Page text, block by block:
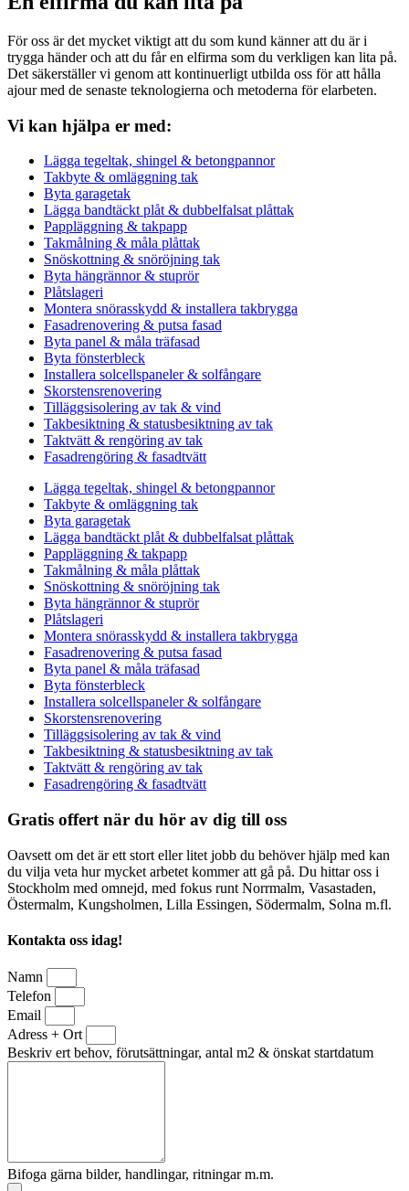
För oss är det mycket viktigt att du som kund känner att du är i
trygga händer och att du får en elfirma som du verkligen kan lita på.
Det säkerställer vi genom att kontinuerligt utbilda oss för att hålla
ajour med de senaste teknologierna och metoderna för elarbeten.
Vi kan hjälpa er med:
Lägga tegeltak, shingel & betongpannor
Takbyte & omläggning tak
Byta garagetak
Lägga bandtäckt plåt & dubbelfalsat plåttak
Pappläggning & takpapp
Takmålning & måla plåttak
Snöskottning & snöröjning tak
Byta hängrännor & stuprör
Plåtslageri
Montera snörasskydd & installera takbrygga
Fasadrenovering & putsa fasad
Byta panel & måla träfasad
Byta fönsterbleck
Installera solcellspaneler & solfångare
Skorstensrenovering
Tilläggsisolering av tak & vind
Takbesiktning & statusbesiktning av tak
Taktvätt & rengöring av tak
Fasadrengöring & fasadtvätt
Lägga tegeltak, shingel & betongpannor
Takbyte & omläggning tak
Byta garagetak
Lägga bandtäckt plåt & dubbelfalsat plåttak
Pappläggning & takpapp
Takmålning & måla plåttak
Snöskottning & snöröjning tak
Byta hängrännor & stuprör
Plåtslageri
Montera snörasskydd & installera takbrygga
Fasadrenovering & putsa fasad
Byta panel & måla träfasad
Byta fönsterbleck
Installera solcellspaneler & solfångare
Skorstensrenovering
Tilläggsisolering av tak & vind
Takbesiktning & statusbesiktning av tak
Taktvätt & rengöring av tak
Fasadrengöring & fasadtvätt
Gratis offert när du hör av dig till oss
Oavsett om det är ett stort eller litet jobb du behöver hjälp med kan
du vilja veta hur mycket arbetet kommer att gå på. Du hittar oss i
Stockholm med omnejd, med fokus runt Norrmalm, Vasastaden,
Östermalm, Kungsholmen, Lilla Essingen, Södermalm, Solna m.fl.
Kontakta oss idag!
Namn
Telefon
Email
Adress + Ort
Beskriv ert behov, förutsättningar, antal m2 & önskat startdatum
Bifoga gärna bilder, handlingar, ritningar m.m.